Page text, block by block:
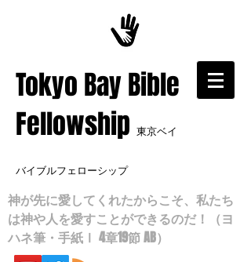
​Tokyo Bay Bible
Fellowship 東京ベイ
バイブルフェローシップ
神が先に愛してくれたからこそ、私たち
は神や人を愛すことができるのだ！（ヨ
ハネ筆・手紙Ⅰ 4章19節 AB）